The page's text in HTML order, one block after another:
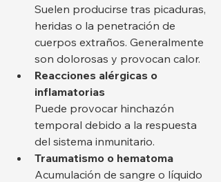
Suelen producirse tras picaduras,
heridas o la penetración de
cuerpos extraños. Generalmente
son dolorosas y provocan calor.
Reacciones alérgicas o
inflamatorias
Puede provocar hinchazón
temporal debido a la respuesta
del sistema inmunitario.
Traumatismo o hematoma
Acumulación de sangre o líquido